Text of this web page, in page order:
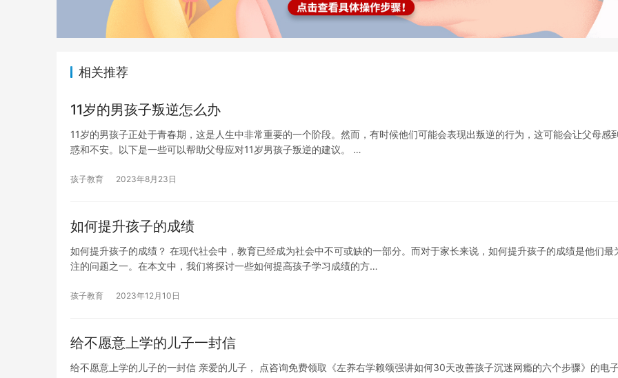
相关推荐
11岁的男孩子叛逆怎么办
11岁的男孩子正处于青春期，这是人生中非常重要的一个阶段。然而，有时候他们可能会表现出叛逆的行为，这可能会让父母感
惑和不安。以下是一些可以帮助父母应对11岁男孩子叛逆的建议。 …
孩子教育 2023年8月23日
如何提升孩子的成绩
如何提升孩子的成绩？ 在现代社会中，教育已经成为社会中不可或缺的一部分。而对于家长来说，如何提升孩子的成绩是他们最
注的问题之一。在本文中，我们将探讨一些如何提高孩子学习成绩的方…
孩子教育 2023年12月10日
给不愿意上学的儿子一封信
给不愿意上学的儿子的一封信 亲爱的儿子， 点咨询免费领取《左养右学赖颂强讲如何30天改善孩子沉迷网瘾的六个步骤》的电